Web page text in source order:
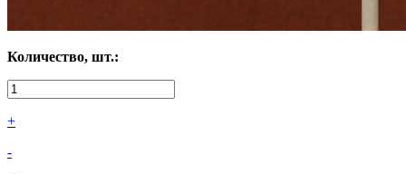
Количество, шт.:
+
-